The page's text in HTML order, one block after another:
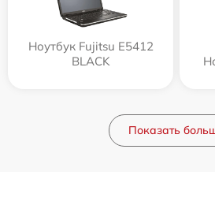
Ноутбук Fujitsu E5412
BLACK
Показать